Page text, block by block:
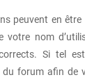
peuvent en
votre nom
Si tel
forum afin de